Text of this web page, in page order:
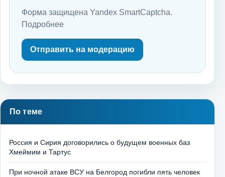
Форма защищена Yandex SmartCaptcha.
Подробнее
Отправить на модерацию
По теме
Россия и Сирия договорились о будущем военных баз
Хмеймим и Тартус
При ночной атаке ВСУ на Белгород погибли пять человек